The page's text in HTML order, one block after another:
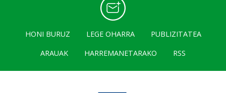
HONI BURUZ LEGE OHARRA
PUBLIZITATEA
ARAUAK
HARREMANETARAKO RSS